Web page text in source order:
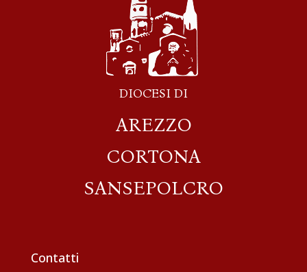
DIOCESI DI
AREZZO
CORTONA
SANSEPOLCRO
Contatti